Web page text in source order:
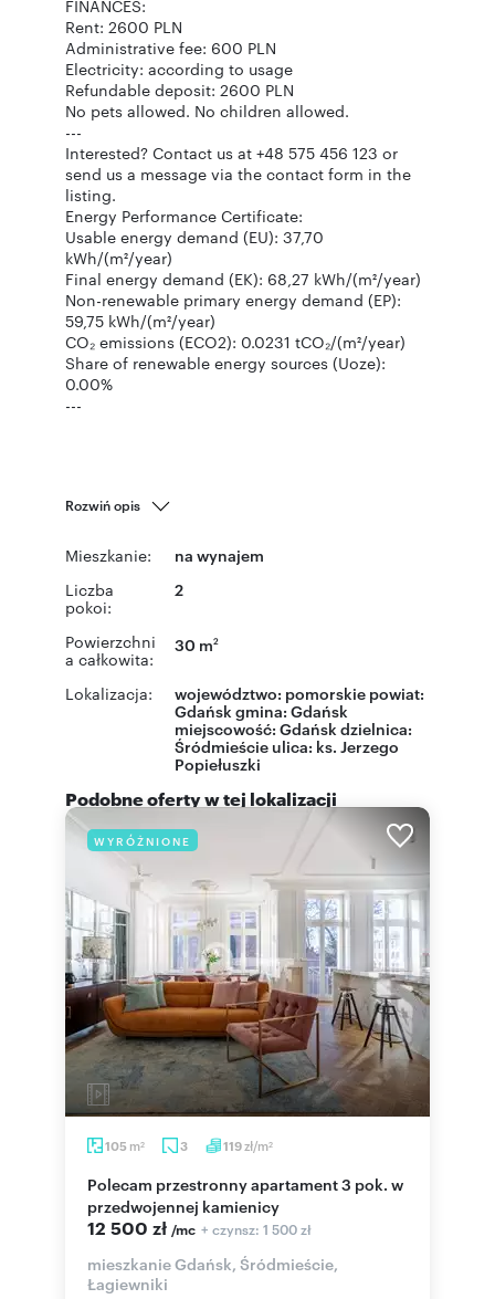
FINANCES:
Rent: 2600 PLN
Administrative fee: 600 PLN
Electricity: according to usage
Refundable deposit: 2600 PLN
No pets allowed. No children allowed.
---
Interested? Contact us at +48 575 456 123 or
send us a message via the contact form in the
listing.
Energy Performance Certificate:
Usable energy demand (EU): 37,70
kWh/(m²/year)
Final energy demand (EK): 68,27 kWh/(m²/year)
Non-renewable primary energy demand (EP):
59,75 kWh/(m²/year)
CO₂ emissions (ECO2): 0.0231 tCO₂/(m²/year)
Share of renewable energy sources (Uoze):
0.00%
---
Rozwiń opis
Mieszkanie: na wynajem
Liczba
pokoi:
2
Powierzchni
a całkowita:
30 m2
Lokalizacja: województwo: pomorskie powiat:
Gdańsk gmina:Gdańsk
miejscowość: Gdańsk dzielnica:
Śródmieście ulica: ks. Jerzego
Popiełuszki
Podobne oferty w tej lokalizacji
WYRÓŻNIONE
105 m2 3 119zł/m2
Polecam przestronny apartament 3 pok. w
przedwojennej kamienicy
12 500 zł /mc + czynsz: 1 500 zł
mieszkanie Gdańsk, Śródmieście,
Łagiewniki